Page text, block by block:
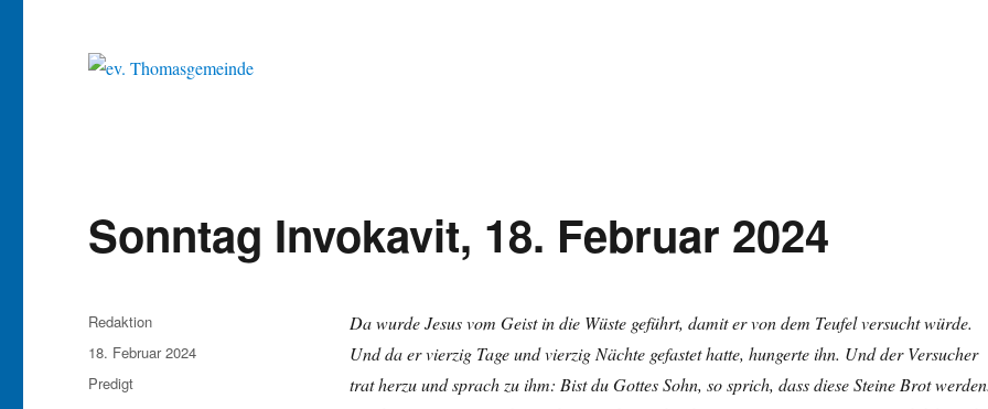
Sonntag Invokavit, 18. Februar 2024
Da wurde Jesus vom Geist in die Wüste geführt, damit er von dem Teufel versucht würde.
Und da er vierzig Tage und vierzig Nächte gefastet hatte, hungerte ihn. Und der Versucher
trat herzu und sprach zu ihm: Bist du Gottes Sohn, so sprich, dass diese Steine Brot werden.
Autor
Redaktion
Veröffentlicht
am
18. Februar 2024
Kategorien
Predigt